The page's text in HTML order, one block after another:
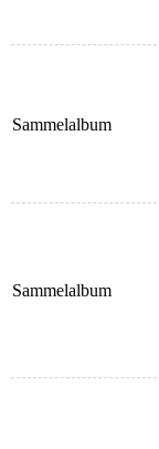
Sammelalbum
Sammelalbum